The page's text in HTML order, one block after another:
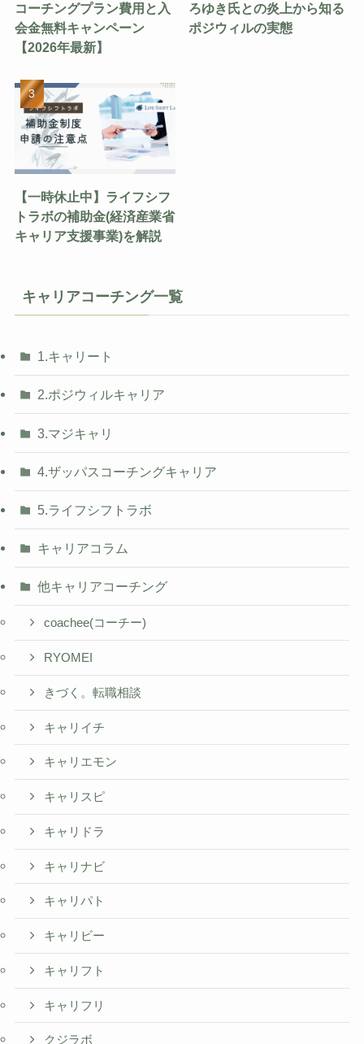
コーチングプラン費用と入
会金無料キャンペーン
【2026年最新】
ろゆき氏との炎上から知る
ポジウィルの実態
【一時休止中】ライフシフ
トラボの補助金(経済産業省
キャリア支援事業)を解説
キャリアコーチング一覧
1.キャリート
2.ポジウィルキャリア
3.マジキャリ
4.ザッパスコーチングキャリア
5.ライフシフトラボ
キャリアコラム
他キャリアコーチング
coachee(コーチー)
RYOMEI
きづく。転職相談
キャリイチ
キャリエモン
キャリスピ
キャリドラ
キャリナビ
キャリパト
キャリビー
キャリフト
キャリフリ
クジラボ